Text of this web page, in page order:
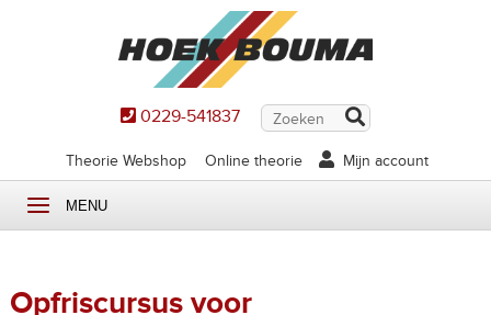
0229-541837
Theorie Webshop Online theorie Mijn account
MENU
Opfriscursus voor